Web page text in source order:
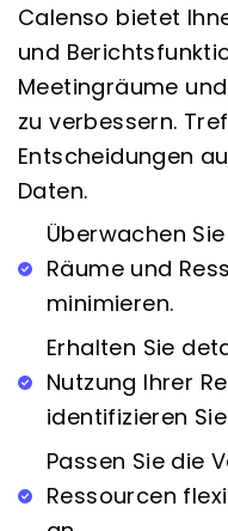
Calenso bietet
und
Meetingräume
zu verbessern.
Entscheidungen
Daten.
Überwachen
Räume und
minimieren.
Erhalten Sie
Nutzung Ihrer
identifizieren
Passen Sie die
Ressourcen